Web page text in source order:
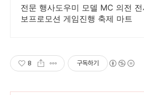
전문 행사도우미 모델 MC 의전
보프로모션 게임진행 축제 마트
8 구독하기